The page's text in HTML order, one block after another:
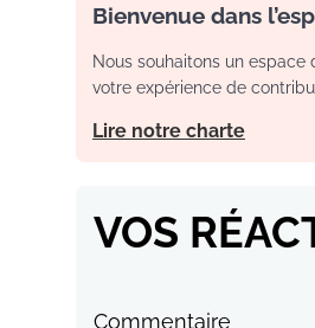
Bienvenue dans
Nous souhaitons un
votre expérience de
Lire notre charte
VOS
Commentaire